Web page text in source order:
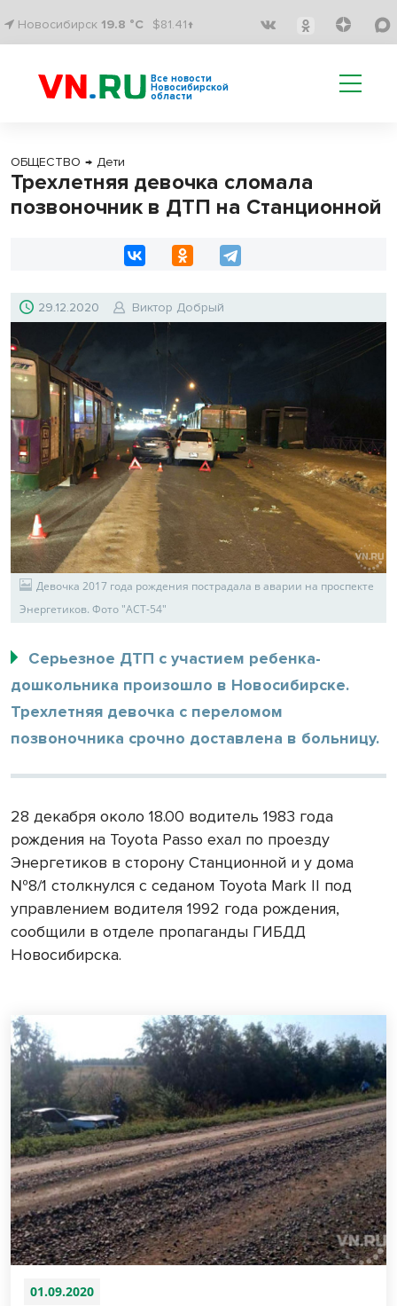
Новосибирск 19.8 °C $81.41↑
Все новости
Новосибирской
области
ОБЩЕСТВО → Дети
Трехлетняя девочка сломала
позвоночник в ДТП на Станционной
29.12.2020 Виктор Добрый
Девочка 2017 года рождения пострадала в аварии на проспекте
Энергетиков. Фото "АСТ-54"
Серьезное ДТП с участием ребенка-
дошкольника произошло в Новосибирске.
Трехлетняя девочка с переломом
позвоночника срочно доставлена в больницу.
28 декабря около 18.00 водитель 1983 года
рождения на Toyota Passo ехал по проезду
Энергетиков в сторону Станционной и у дома
№8/1 столкнулся с седаном Toyota Mark II под
управлением водителя 1992 года рождения,
сообщили в отделе пропаганды ГИБДД
Новосибирска.
01.09.2020